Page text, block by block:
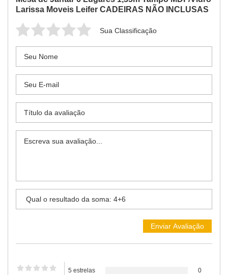
Larissa Moveis Leifer CADEIRAS NÃO INCLUSAS
Sua Classificação
5 estrelas
0